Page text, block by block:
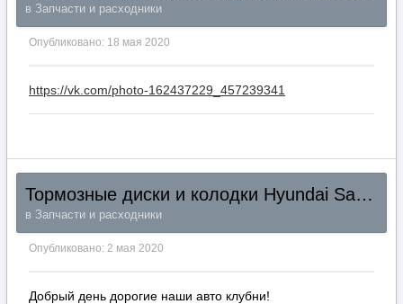
в Запчасти и расходники
Опубликовано: 18 мая 2020
https://vk.com/photo-162437229_457239341
Тормозные диски и колодки Hyundai Santa Fe TM 2018+
в Запчасти и расходники
Опубликовано: 2 мая 2020
Добрый день дорогие наши авто клубни!